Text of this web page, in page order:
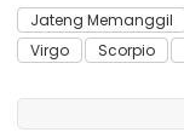
Jateng Memanggil
Virgo
Scorpio